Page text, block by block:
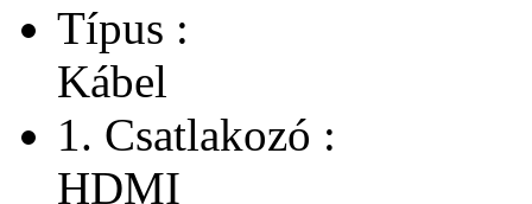
Típus :
Kábel
1. Csatlakozó :
HDMI